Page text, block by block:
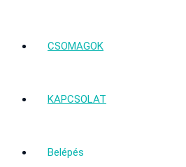
CSOMAGOK
KAPCSOLAT
Belépés